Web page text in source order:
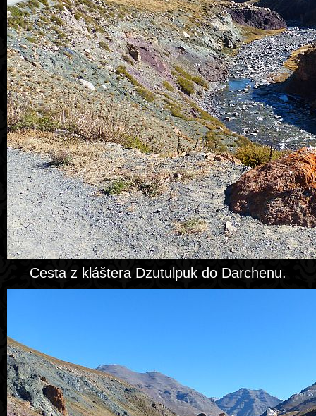
Cesta z kláštera Dzutulpuk do Darchenu.